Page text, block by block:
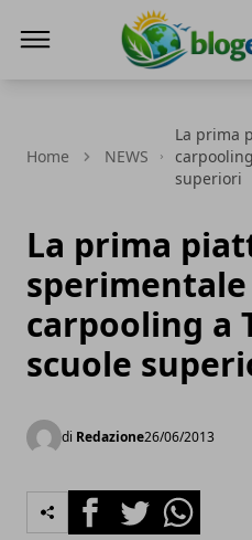
Home NEWS
La prima
superiori
La prima
carpooling a
scuole
di Redazione26/06/2013
FacebookTwitterWhatsapp